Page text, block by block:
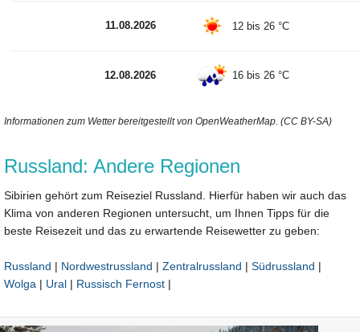
11.08.2026 12 bis 26 °C
12.08.2026 16 bis 26 °C
Informationen zum Wetter bereitgestellt von OpenWeatherMap. (CC BY-SA)
Russland: Andere Regionen
Sibirien gehört zum Reiseziel Russland. Hierfür haben wir auch das
Klima von anderen Regionen untersucht, um Ihnen Tipps für die
beste Reisezeit und das zu erwartende Reisewetter zu geben:
Russland | Nordwestrussland | Zentralrussland | Südrussland |
Wolga | Ural | Russisch Fernost |